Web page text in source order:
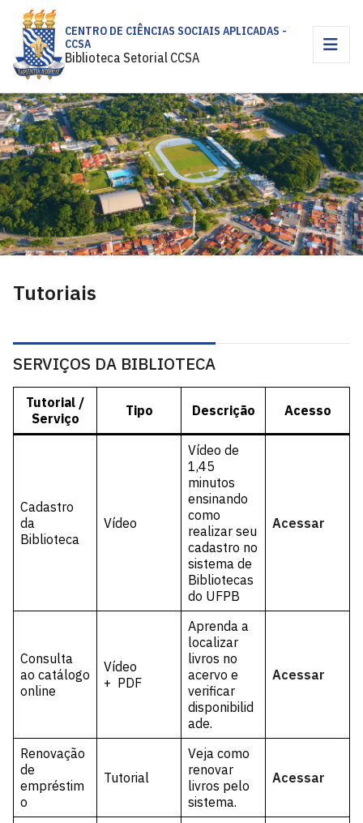
CENTRO DE CIÊNCIAS SOCIAIS APLICADAS -
CCSA
Biblioteca Setorial CCSA
Tutoriais
SERVIÇOS DA BIBLIOTECA
Tutorial /
Serviço
Tipo Descrição Acesso
Cadastro
da
Biblioteca
Vídeo
Vídeo de
1,45
minutos
ensinando
como
realizar seu
cadastro no
sistema de
Bibliotecas
do UFPB
Acessar
Consulta
ao catálogo
online
Vídeo
+ PDF
Aprenda a
localizar
livros no
acervo e
verificar
disponibilid
ade.
Acessar
Renovação
de
empréstim
o
Tutorial
Veja como
renovar
livros pelo
sistema.
Acessar